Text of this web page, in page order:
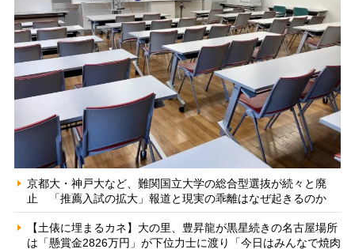
京都大・神戸大など、難関国立大学の総合型選抜が続々と廃
止 「推薦入試の拡大」報道と現実の乖離はなぜ起きるのか
【土俵に埋まるカネ】大の里、豊昇龍が黒星続きの名古屋場所
は「懸賞金2826万円」が下位力士に渡り「今日はみんなで焼肉